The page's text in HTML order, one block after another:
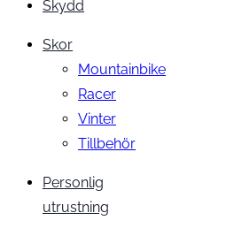
Skydd
Skor
Mountainbike
Racer
Vinter
Tillbehör
Personlig
utrustning